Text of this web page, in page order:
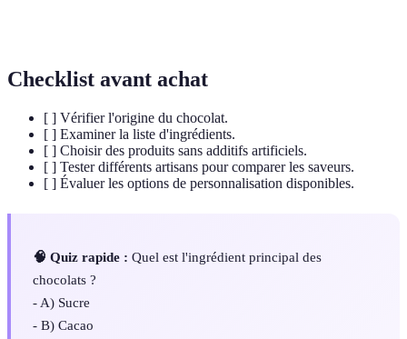
Checklist avant achat
[ ] Vérifier l'origine du chocolat.
[ ] Examiner la liste d'ingrédients.
[ ] Choisir des produits sans additifs artificiels.
[ ] Tester différents artisans pour comparer les saveurs.
[ ] Évaluer les options de personnalisation disponibles.
🧠 Quiz rapide : Quel est l'ingrédient principal des
chocolats ?
- A) Sucre
- B) Cacao